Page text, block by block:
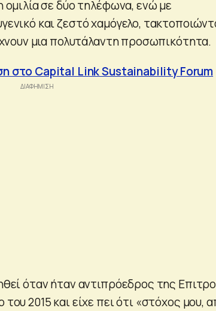
σε δύο τηλέφωνα, ενώ με
και ζεστό χαμόγελο,
μια πολυτάλαντη προσωπικότητα.
στο Capital Link Sustainability Forum
όταν ήταν αντιπρόεδρος της
2015 και είχε πει ότι «στόχος μου,